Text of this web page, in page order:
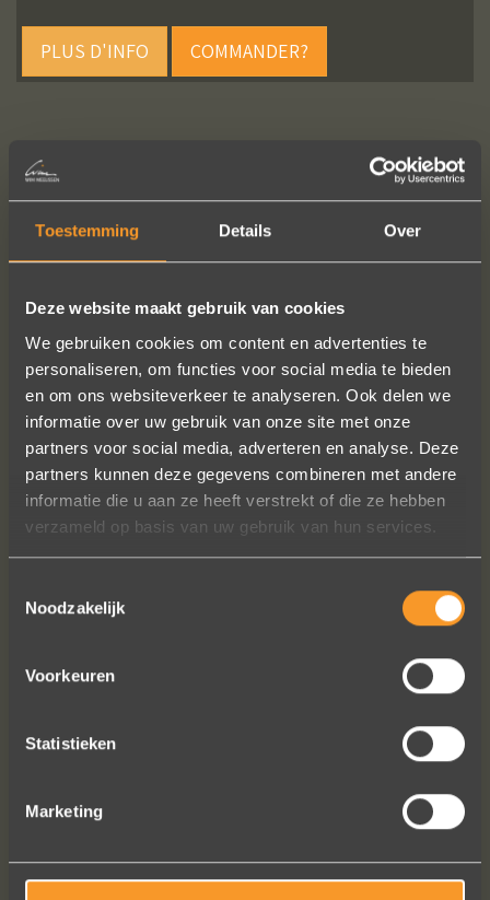
Toestemming Details Over
Deze website maakt gebruik van cookies
We gebruiken cookies om content en advertenties te
personaliseren, om functies voor social media te bieden
en om ons websiteverkeer te analyseren. Ook delen we
informatie over uw gebruik van onze site met onze
partners voor social media, adverteren en analyse. Deze
partners kunnen deze gegevens combineren met andere
informatie die u aan ze heeft verstrekt of die ze hebben
verzameld op basis van uw gebruik van hun services.
Noodzakelijk
Voorkeuren
Statistieken
Marketing
PLUS D'INFO COMMANDER?
SUIVEZ-NOUS SUR LES MÉDIAS SOCIAUX
Sieraden online besteld: de ring is
subliem! Zoals altijd! Het maakt mijn
verzameling compleet ??
Ik dank het hele team hartelijk voor dit
prachtige juweeltje, en ook voor jullie
vriendelijkheid tijdens onze
gesprekken!